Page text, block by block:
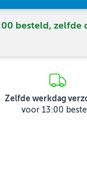
besteld, zelfde
Zelfde werkdag
voor 13:00